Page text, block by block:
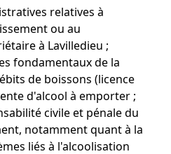
relatives à
ou au
à Lavilledieu ;
fondamentaux de la
de boissons (licence
d'alcool à emporter ;
civile et pénale du
notamment quant à la
liés à l'alcoolisation